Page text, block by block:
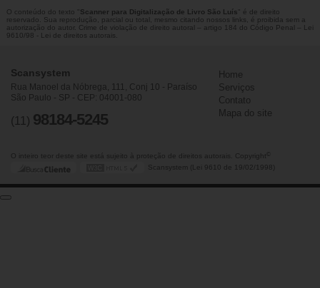
O conteúdo do texto " Scanner para Digitalização de Livro São Luís " é de direito
reservado. Sua reprodução, parcial ou total, mesmo citando nossos links, é proibida sem a
autorização do autor. Crime de violação de direito autoral – artigo 184 do Código Penal –
Lei
9610/98 - Lei de direitos autorais .
Scansystem
Rua Manoel da Nóbrega, 111, Conj 10 - Paraíso
São Paulo - SP - CEP: 04001-080
(11) 98184-5245
Home
Serviços
Contato
Mapa do site
O inteiro teor deste site está sujeito à proteção de direitos autorais. Copyright
Scansystem (Lei 9610 de 19/02/1998)